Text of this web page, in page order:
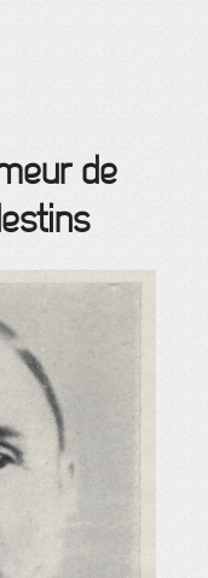
de